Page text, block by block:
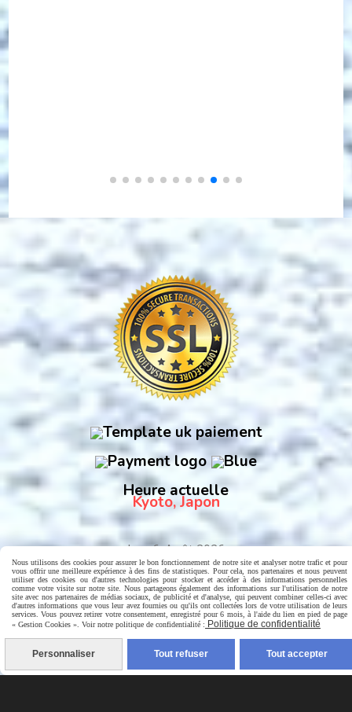
Heure actuelle
Kyoto, Japon
Nous utilisons des cookies pour assurer le bon fonctionnement de notre site et analyser notre trafic et pour
vous offrir une meilleure expérience à des fins de statistiques. Pour cela, nos partenaires et nous peuvent
utiliser des cookies ou d'autres technologies pour stocker et accéder à des informations personnelles
comme votre visite sur notre site. Nous partageons également des informations sur l'utilisation de notre
site avec nos partenaires de médias sociaux, de publicité et d'analyse, qui peuvent combiner celles-ci avec
d'autres informations que vous leur avez fournies ou qu'ils ont collectées lors de votre utilisation de leurs
services. Vous pouvez retirer votre consentement, enregistré pour 6 mois, à l'aide du lien en pied de page
« Gestion Cookies ». Voir notre politique de confidentialité : Politique de confidentialité
Personnaliser Tout refuser Tout accepter